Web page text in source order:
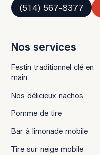
(514) 567-8377
Nos services
Festin traditionnel clé en
main
Nos délicieux nachos
Pomme de tire
Bar à limonade mobile
Tire sur neige mobile